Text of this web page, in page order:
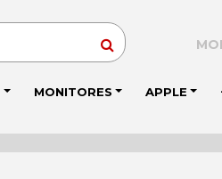
MONITORES APPLE